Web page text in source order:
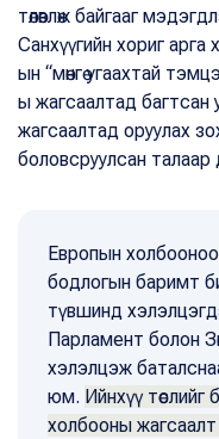
төлөвлөж байгааг
Санхүүгийн хориг
ын “мөнгө угаахтай
ы жагсаалтад
жагсаалтад оруулах
боловсруулсан талаар
Европын
бодлогын баримт
түвшинд
Парламент болон
хэлэлцэж
юм. Ийнхүү
холбооны